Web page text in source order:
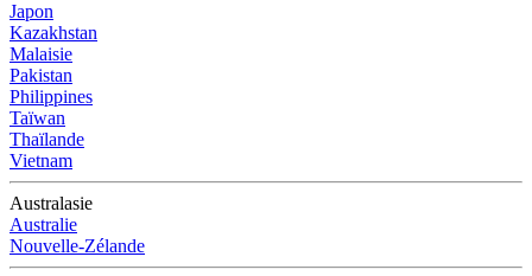
Japon
Kazakhstan
Malaisie
Pakistan
Philippines
Taïwan
Thaïlande
Vietnam
Australasie
Australie
Nouvelle-Zélande